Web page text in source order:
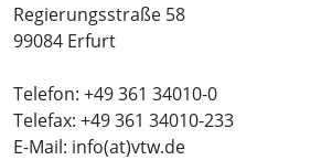
Regierungsstraße 58
99084 Erfurt
Telefon: +49 361 34010-0
Telefax: +49 361 34010-233
E-Mail: info(at)vtw.de